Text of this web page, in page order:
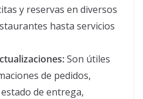
y reservas en diversos
hasta servicios
Son útiles
de pedidos,
de entrega,